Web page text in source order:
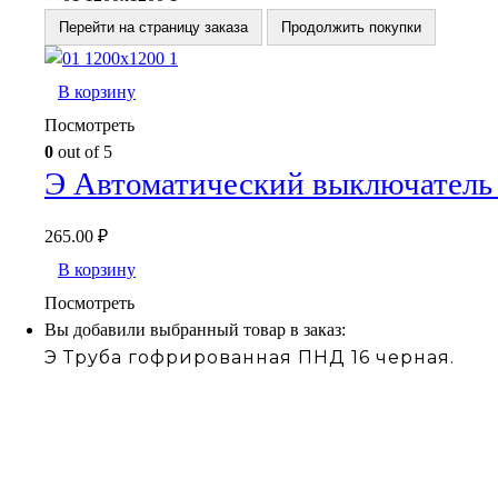
Перейти на страницу заказа Продолжить покупки
В корзину
Посмотреть
0 out of 5
Э Автоматический
265.00 ₽
В корзину
Посмотреть
Вы добавили выбранный товар в заказ:
Э Труба гофрированная ПНД 16 черная.